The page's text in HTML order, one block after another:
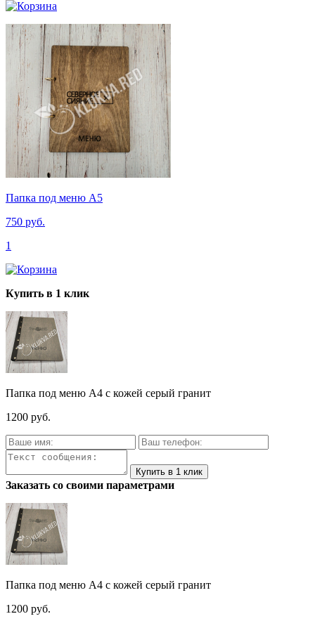
Папка под меню A5
750 руб.
1
Купить в 1 клик
Папка под меню A4 с кожей серый гранит
1200 руб.
Заказать со своими параметрами
Папка под меню A4 с кожей серый гранит
1200 руб.